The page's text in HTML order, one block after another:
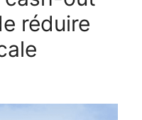
réduire